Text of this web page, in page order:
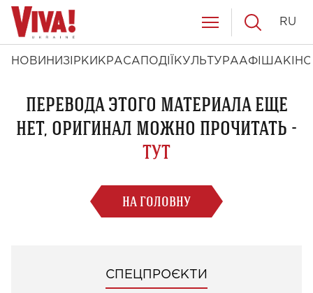
НОВИНИ ЗІРКИ КРАСА ПОДІЇ КУЛЬТУРААФІША КІНО
RU
ПЕРЕВОДА ЭТОГО МАТЕРИАЛА ЕЩЕ
НЕТ, ОРИГИНАЛ МОЖНО ПРОЧИТАТЬ -
ТУТ
НА ГОЛОВНУ
СПЕЦПРОЄКТИ